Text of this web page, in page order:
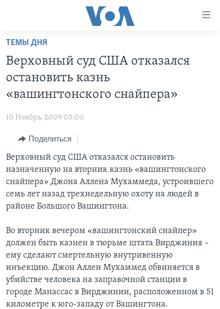
Перейти
основной
контент
основной
навигации
Перейти
поиск
ПРОГРАММЫ
ИТОГИ
ПОЧЕМУ ЭТО ВАЖНО?
ДИСКУССИЯ VOA
НЬЮ-ЙОРК NEW YORK
АМЕРИКА. БОЛЬШОЕ ПУТЕШЕСТВИЕ
НАША АМЕРИКАНСКАЯ ИСТОРИЯ
А КАК В АМЕРИКЕ?
АРТЕФАКТЫ
АМЕРИКАНСКИЕ ГОРОДКИ
ТЕСТЫ
ИНТЕРВЬЮ
ФАКТЫ ПРОТИВ ФЕЙКОВ
ЗА СВОБОДУ ПРЕССЫ
УЧИМ АНГЛИЙСКИЙ
ВИДЕО
ПОДПИСКА НА НОВОСТИ
Learning English
СОЦИАЛЬНЫЕ СЕТИ
ТЕМЫ ДНЯ
Верховный суд США отказался
остановить казнь
«вашингтонского снайпера»
10 Ноябрь, 2009 03:00
Поделиться
Верховный суд США отказался остановить
назначенную на вторник казнь «вашингтонского
снайпера» Джона Аллена Мухаммеда, устроившего
семь лет назад трехнедельную охоту на людей в
районе Большого Вашингтона.
Во вторник вечером «вашингтонский снайпер»
должен быть казнен в тюрьме штата Вирджиния –
ему сделают смертельную внутривенную
инъекцию. Джон Аллен Мухаммед обвиняется в
убийстве человека на заправочной станции в
городе Манассас в Вирджинии, расположенном в 51
километре к юго-западу от Вашингтона.